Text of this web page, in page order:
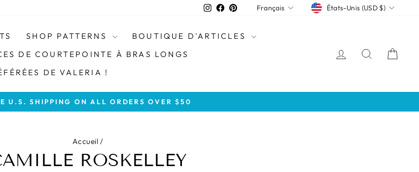
Instagram
Facebook
PinterestLANGUE
Français DEVISE
États-Unis (USD $)
SHOP PATTERNS
BOUTIQUE D'ARTICLES
DE COURTEPOINTE À BRAS LONGS
DE VALERIA !
SE
Diaporama
U.S. SHIPPING ON ALL ORDERS OVER $50
Accueil /
ROSKELLEY